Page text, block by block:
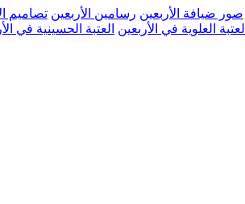
صور ضيافة الأربعين رسامين الأربعين تصاميم
العتبة العلوية في الأربعين العتبة الحسينية في